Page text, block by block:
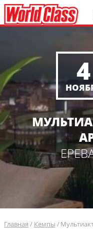
4
Главная Кемпы